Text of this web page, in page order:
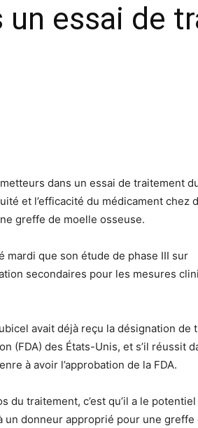
essai de
dans un essai de traitement
et l’efficacité du médicament chez
greffe de moelle osseuse.
mardi que son étude de phase III sur
secondaires pour les mesures
avait déjà reçu la désignation de
(FDA) des États-Unis, et s’il réussit
à avoir l’approbation de la FDA.
du traitement, c’est qu’il a le
donneur approprié pour une greffe